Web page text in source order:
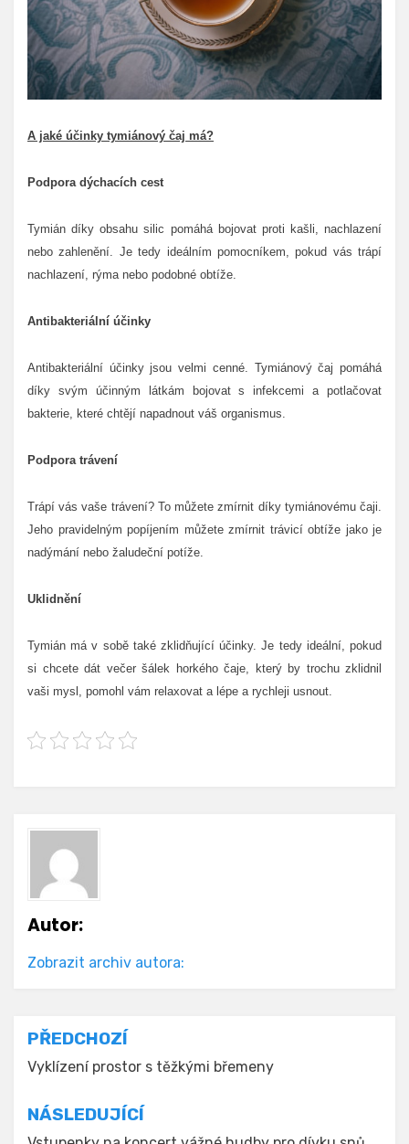
A jaké účinky tymiánový čaj má?
Podpora dýchacích cest
Tymián díky obsahu silic pomáhá bojovat proti kašli, nachlazení
nebo zahlenění. Je tedy ideálním pomocníkem, pokud vás trápí
nachlazení, rýma nebo podobné obtíže.
Antibakteriální účinky
Antibakteriální účinky jsou velmi cenné. Tymiánový čaj pomáhá
díky svým účinným látkám bojovat s infekcemi a potlačovat
bakterie, které chtějí napadnout váš organismus.
Podpora trávení
Trápí vás vaše trávení? To můžete zmírnit díky tymiánovému čaji.
Jeho pravidelným popíjením můžete zmírnit trávicí obtíže jako je
nadýmání nebo žaludeční potíže.
Uklidnění
Tymián má v sobě také zklidňující účinky. Je tedy ideální, pokud
si chcete dát večer šálek horkého čaje, který by trochu zklidnil
vaši mysl, pomohl vám relaxovat a lépe a rychleji usnout.
Autor:
Zobrazit archiv autora:
Navigace
pro
příspěvek
PŘEDCHOZÍ
Vyklízení prostor s těžkými břemeny
NÁSLEDUJÍCÍ